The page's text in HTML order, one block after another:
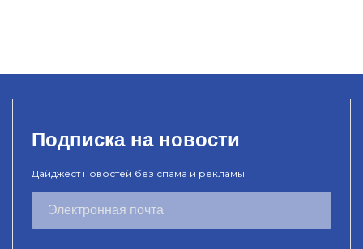
Подписка на новости
Дайджест новостей без спама и рекламы